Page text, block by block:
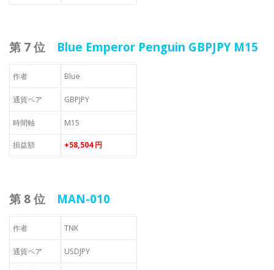
第 7 位 Blue Emperor Penguin GBPJPY M15
作者 Blue
通貨ペア GBPJPY
時間軸 M15
損益額 +58,504 円
第 8 位 MAN-010
作者 TNK
通貨ペア USDJPY